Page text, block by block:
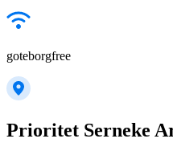
goteborgfree
Prioritet Serneke